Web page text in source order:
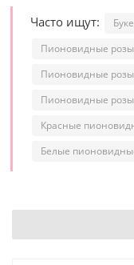
Часто ищут:
Пионовидные розы
Пионовидные
Пионовидные
Красные
Белые